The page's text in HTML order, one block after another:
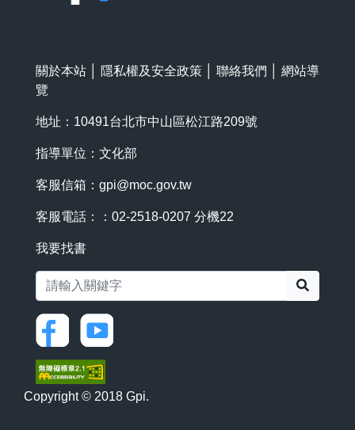
關於本站 隱私權及安全政策 聯絡我們
網站導
覽
地址：10491台北市中山區松江路209號
指導單位：文化部
客服信箱： gpi@moc.gov.tw
客服電話：：02-2518-0207 分機22
我要找書
Copyright © 2018 Gpi.